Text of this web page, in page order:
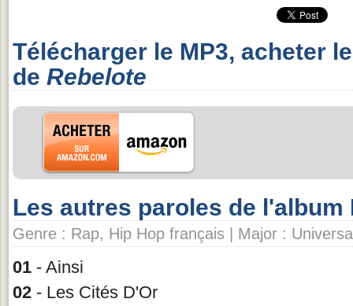
Télécharger le MP3, acheter
de Rebelote
Les autres paroles de l'album
Genre : Rap, Hip Hop français | Major :
01 - Ainsi
02 - Les Cités D'Or